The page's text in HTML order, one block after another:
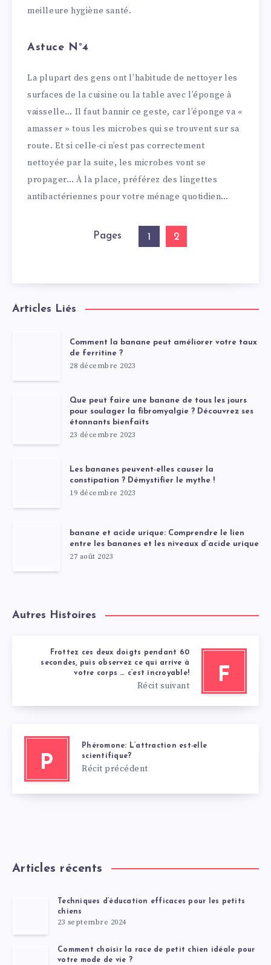
meilleure hygiène santé.
Astuce N°4
La plupart des gens ont l’habitude de nettoyer les
surfaces de la cuisine ou la table avec l’éponge à
vaisselle… Il faut bannir ce geste, car l’éponge va «
amasser » tous les microbes qui se trouvent sur sa
route. Et si celle-ci n’est pas correctement
nettoyée par la suite, les microbes vont se
propager… À la place, préférez des lingettes
antibactériennes pour votre ménage quotidien…
Pages 1 2
Articles Liés
Comment la banane peut améliorer votre taux
de ferritine ?
28 décembre 2023
Que peut faire une banane de tous les jours
pour soulager la fibromyalgie ? Découvrez ses
étonnants bienfaits
23 décembre 2023
Les bananes peuvent-elles causer la
constipation ? Démystifier le mythe !
19 décembre 2023
banane et acide urique: Comprendre le lien
entre les bananes et les niveaux d’acide urique
27 août 2023
Autres Histoires
F
Frottez ces deux doigts pendant 60
secondes, puis observez ce qui arrive à
votre corps … c’est incroyable!
Récit suivant
P
Phéromone: L’attraction est-elle
scientifique?
Récit précédent
Articles récents
Techniques d’éducation efficaces pour les petits
chiens
23 septembre 2024
Comment choisir la race de petit chien idéale pour
votre mode de vie ?